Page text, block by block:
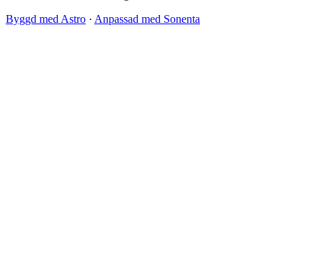
Byggd med Astro · Anpassad med Sonenta